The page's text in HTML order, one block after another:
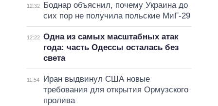
12:32
Боднар объяснил, почему Украина до
сих пор не получила польские МиГ-29
12:22 Одна из самых масштабных атак
года: часть Одессы осталась без
света
11:54
Иран выдвинул США новые
требования для открытия Ормузского
пролива